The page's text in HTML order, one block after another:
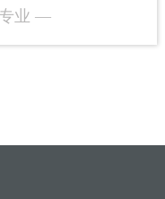
业 —